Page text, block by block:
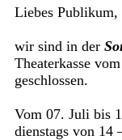
Liebes Publikum,
wir sind in der
Theaterkasse
geschlossen.
Vom 07. Juli bis
dienstags von 14